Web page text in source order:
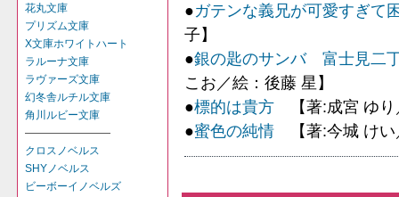
花丸文庫
プリズム文庫
X文庫ホワイトハート
ラルーナ文庫
ラヴァーズ文庫
幻冬舎ルチル文庫
角川ルビー文庫
――――――――
クロスノベルス
SHYノベルス
ビーボーイノベルズ
●ガテンな義兄が可愛すぎて
子】
●銀の匙のサンバ 富士見二
こお／絵：後藤 星】
●標的は貴方 【著:成宮 ゆり
●蜜色の純情 【著:今城 けい